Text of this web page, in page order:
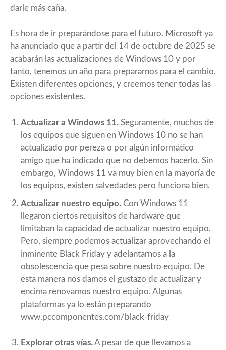
darle más caña.
Es hora de ir preparándose para el futuro. Microsoft ya
ha anunciado que a partir del 14 de octubre de 2025 se
acabarán las actualizaciones de Windows 10 y por
tanto, tenemos un año para prepararnos para el cambio.
Existen diferentes opciones, y creemos tener todas las
opciones existentes.
Actualizar a Windows 11. Seguramente, muchos de
los equipos que siguen en Windows 10 no se han
actualizado por pereza o por algún informático
amigo que ha indicado que no debemos hacerlo. Sin
embargo, Windows 11 va muy bien en la mayoría de
los equipos, existen salvedades pero funciona bien.
Actualizar nuestro equipo. Con Windows 11
llegaron ciertos requisitos de hardware que
limitaban la capacidad de actualizar nuestro equipo.
Pero, siempre podemos actualizar aprovechando el
inminente Black Friday y adelantarnos a la
obsolescencia que pesa sobre nuestro equipo. De
esta manera nos damos el gustazo de actualizar y
encima renovamos nuestro equipo. Algunas
plataformas ya lo están preparando
www.pccomponentes.com/black-friday
Explorar otras vías.A pesar de que llevamos a